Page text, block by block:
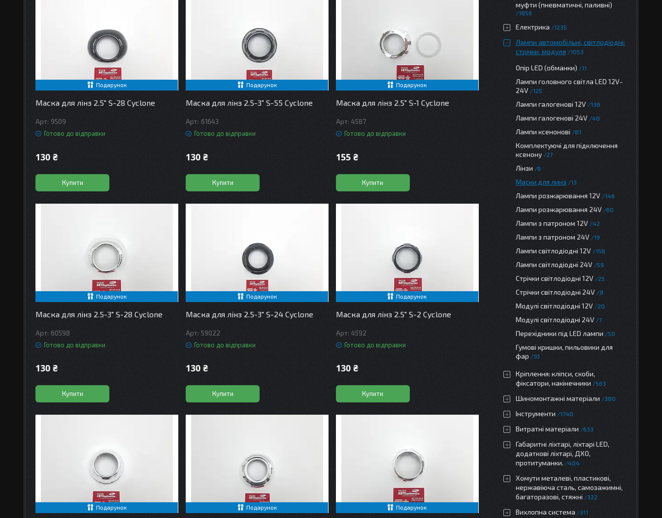
Подарунок
Маска для лінз 2.5" S-28 Cyclone
9509
Готово до відправки
130 ₴
Купити
Подарунок
Маска для лінз 2.5-3" S-55 Cyclone
61643
Готово до відправки
130 ₴
Купити
Подарунок
Маска для лінз 2.5" S-1 Cyclone
4587
Готово до відправки
155 ₴
Купити
Подарунок
Маска для лінз 2.5-3" S-28 Cyclone
60598
Готово до відправки
130 ₴
Купити
Подарунок
Маска для лінз 2.5-3" S-24 Cyclone
59022
Готово до відправки
130 ₴
Купити
Подарунок
Маска для лінз 2.5" S-2 Cyclone
4592
Готово до відправки
130 ₴
Купити
Подарунок Подарунок Подарунок
муфти (пневматичні, паливні)
1856
Електрика 1235
Лампи автомобільні, світлодіодні:
стрічки, модуля
1053
Опір LED (обманки) 11
Лампи головного світла LED 12V-
24V
125
Лампи галогенові 12V 138
Лампи галогенові 24V 48
Лампи ксенонові 81
Комплектуючі для підключення
ксенону
27
Лінзи 6
Маски для линз 13
Лампи розжарювання 12V 146
Лампи розжарювання 24V 60
Лампи з патроном 12V 42
Лампи з патроном 24V 19
Лампи світлодіодні 12V 158
Лампи світлодіодні 24V 59
Стрічки світлодіодні 12V 25
Стрічки світлодіодні 24V 8
Модулі світлодіодні 12V 20
Модулі світлодіодні 24V 7
Перехідники під LED лампи 50
Гумові кришки, пильовики для
фар
10
Кріплення: кліпси, скоби,
фіксатори, накінечники
563
Шиномонтажні матеріали 380
Інструменти 1740
Витратні матеріали 633
Габаритні ліхтарі, ліхтарі LED,
додаткові ліхтарі, ДХО,
протитуманки.
404
Хомути металеві, пластикові,
нержавіюча сталь, самозажимні,
багаторазові, стяжні
322
Вихлопна система 311